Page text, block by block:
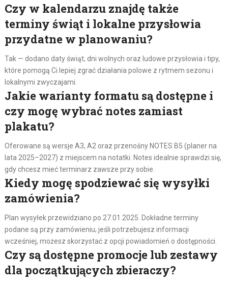
Czy w kalendarzu znajdę także
terminy świąt i lokalne przysłowia
przydatne w planowaniu?
Tak — dodano daty świąt, dni wolnych oraz ludowe przysłowia i tipy,
które pomogą Ci lepiej zgrać działania polowe z rytmem sezonu i
lokalnymi zwyczajami.
Jakie warianty formatu są dostępne i
czy mogę wybrać notes zamiast
plakatu?
Oferowane są wersje A3, A2 oraz przenośny NOTES B5 (planer na
lata 2025–2027) z miejscem na notatki. Notes idealnie sprawdzi się,
gdy chcesz mieć terminarz zawsze przy sobie.
Kiedy mogę spodziewać się wysyłki
zamówienia?
Plan wysyłek przewidziano po 27.01.2025. Dokładne terminy
podane są przy zamówieniu; jeśli potrzebujesz informacji
wcześniej, możesz skorzystać z opcji powiadomień o dostępności.
Czy są dostępne promocje lub zestawy
dla początkujących zbieraczy?